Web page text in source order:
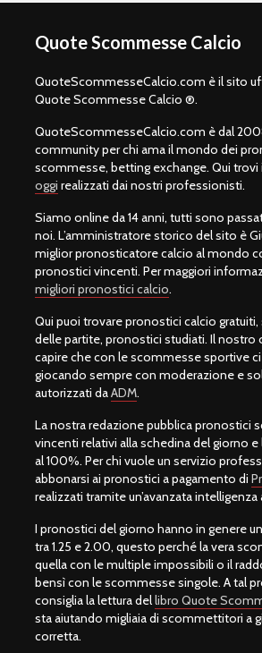
Quote Scommesse Calcio
QuoteScommesseCalcio.com è il sito
Quote Scommesse Calcio ®.
QuoteScommesseCalcio.com è dal
community per chi ama il mondo dei
scommesse, betting exchange. Qui trovi i
oggi realizzati dai nostri professionisti.
Siamo online da 14 anni, tutti sono
noi. L’amministratore storico del sito è
miglior pronosticatore calcio al mondo
pronostici vincenti. Per maggiori
migliori pronostici calcio.
Qui puoi trovare pronostici calcio
delle partite, pronostici studiati. Il nostro
capire che con le scommesse sportive
giocando sempre con moderazione e
autorizzati daADM.
La nostra redazione pubblica pronostici
vincenti relativi alla schedina del giorno
al 100%. Per chi vuole un servizio
abbonarsi ai pronostici a pagamento di
realizzati tramite un’avanzata intelligenza
I pronostici del giorno hanno in genere
tra 1.25 e 2.00, questo perché la vera
quella con le multiple impossibili o il
bensì con le scommesse singole. A tal
consiglia la lettura dellibro Quote
sta aiutando migliaia di scommettitori a
corretta.